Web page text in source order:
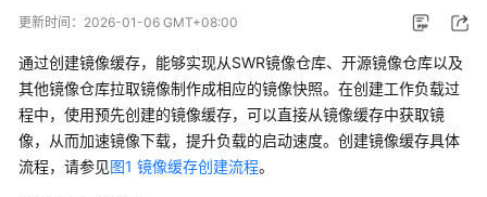
最
动
态
服
务
更新时间： 2026-01-06 GMT+08:00
通过创建镜像缓存，能够实现从SWR镜像仓库、开源镜像仓库以及
其他镜像仓库拉取镜像制作成相应的镜像快照。在创建工作负载过
程中，使用预先创建的镜像缓存，可以直接从镜像缓存中获取镜
像，从而加速镜像下载，提升负载的启动速度。创建镜像缓存具体
流程，请参见图1 镜像缓存创建流程。